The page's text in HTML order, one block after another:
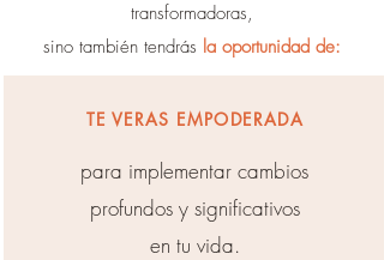
transformadoras,
sino también tendrás la oportunidad de:
TE VERAS EMPODERADA
para implementar cambios
profundos y significativos
en tu vida.